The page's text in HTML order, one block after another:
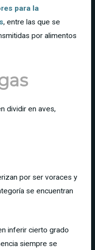
para la
, entre las que se
por alimentos
dividir en aves,
por ser voraces y
se encuentran
inferir cierto grado
siempre se